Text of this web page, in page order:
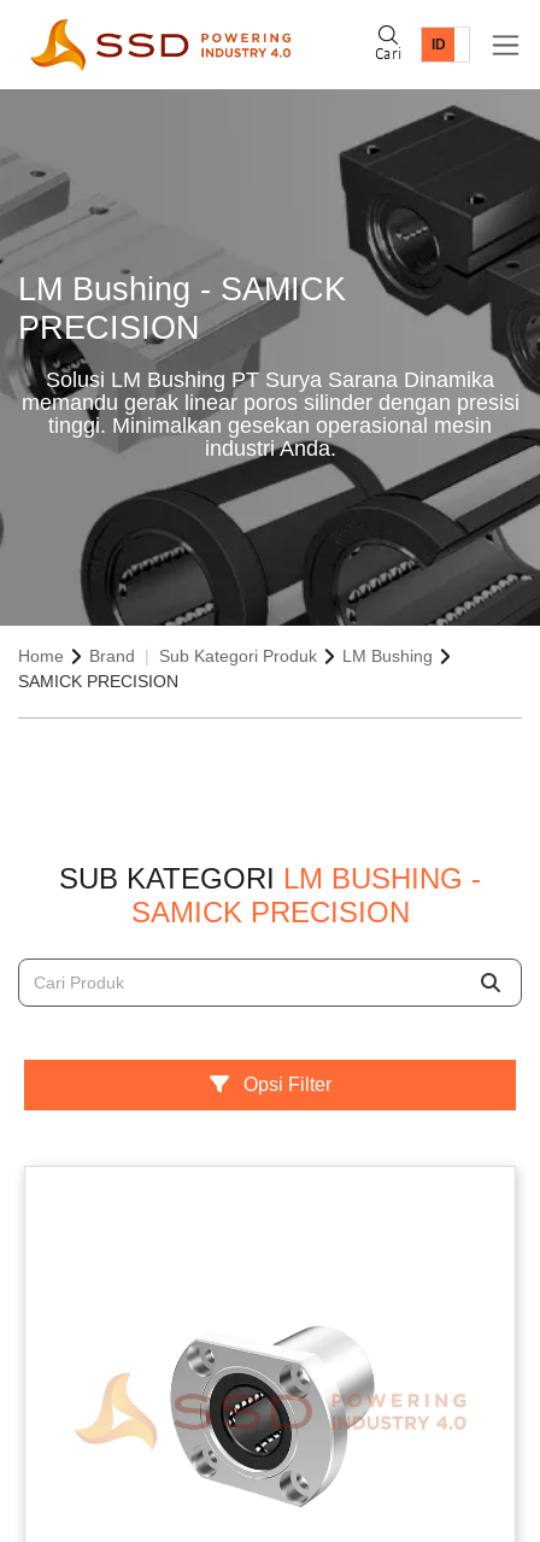
Cari
LM Bushing - SAMICK
PRECISION
Solusi LM Bushing PT Surya Sarana Dinamika
memandu gerak linear poros silinder dengan presisi
tinggi. Minimalkan gesekan operasional mesin
industri Anda.
Home Brand Sub Kategori Produk
LM Bushing
SAMICK PRECISION
SUB KATEGORI LM BUSHING -
SAMICK PRECISION
Opsi Filter